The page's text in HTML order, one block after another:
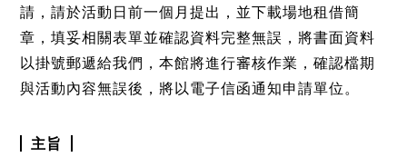
請，請於活動日前一個月提出，並下載場地租借簡
章，填妥相關表單並確認資料完整無誤，將書面資料
以掛號郵遞給我們，本館將進行審核作業，確認檔期
與活動內容無誤後，將以電子信函通知申請單位。
主旨